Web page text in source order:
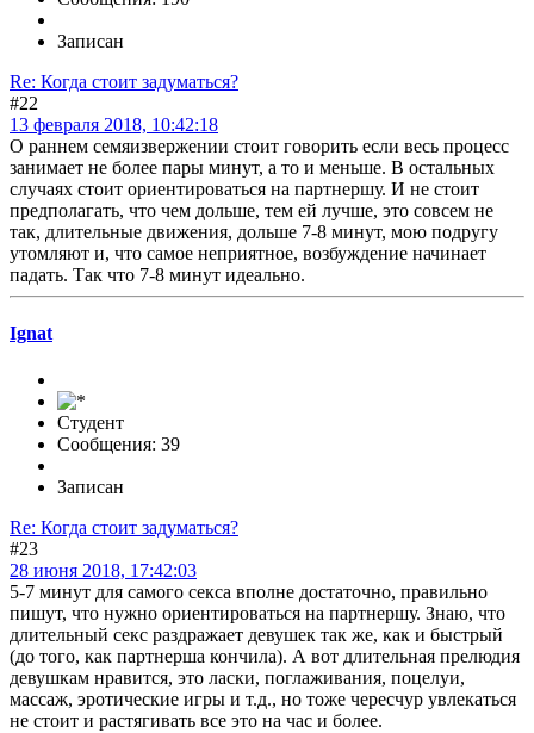
Записан
Re: Когда стоит задуматься?
#22
13 февраля 2018, 10:42:18
О раннем семяизвержении стоит говорить если весь процесс
занимает не более пары минут, а то и меньше. В остальных
случаях стоит ориентироваться на партнершу. И не стоит
предполагать, что чем дольше, тем ей лучше, это совсем не
так, длительные движения, дольше 7-8 минут, мою подругу
утомляют и, что самое неприятное, возбуждение начинает
падать. Так что 7-8 минут идеально.
Ignat
Студент
Сообщения: 39
Записан
Re: Когда стоит задуматься?
#23
28 июня 2018, 17:42:03
5-7 минут для самого секса вполне достаточно, правильно
пишут, что нужно ориентироваться на партнершу. Знаю, что
длительный секс раздражает девушек так же, как и быстрый
(до того, как партнерша кончила). А вот длительная прелюдия
девушкам нравится, это ласки, поглаживания, поцелуи,
массаж, эротические игры и т.д., но тоже чересчур увлекаться
не стоит и растягивать все это на час и более.